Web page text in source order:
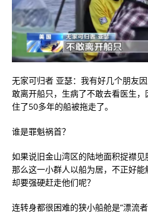
无家可归者 亚瑟：我有好几个朋友
敢离开船只，生病了不敢去看医生
住了50多年的船被拖走了。
谁是罪魁祸首？
如果说旧金山湾区的陆地面积捉襟见
那么这一小群人以船为居，不正好
却要强硬赶走他们呢？
连转身都很困难的狭小船舱是“漂流